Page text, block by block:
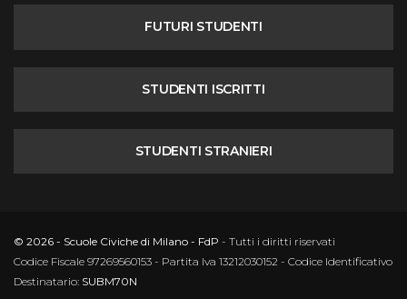
FUTURI STUDENTI
STUDENTI ISCRITTI
STUDENTI STRANIERI
© 2026 - Scuole Civiche di Milano - FdP - Tutti i diritti riservati
Codice Fiscale 97269560153 - Partita Iva 13212030152 - Codice Identificativo
Destinatario: SUBM70N